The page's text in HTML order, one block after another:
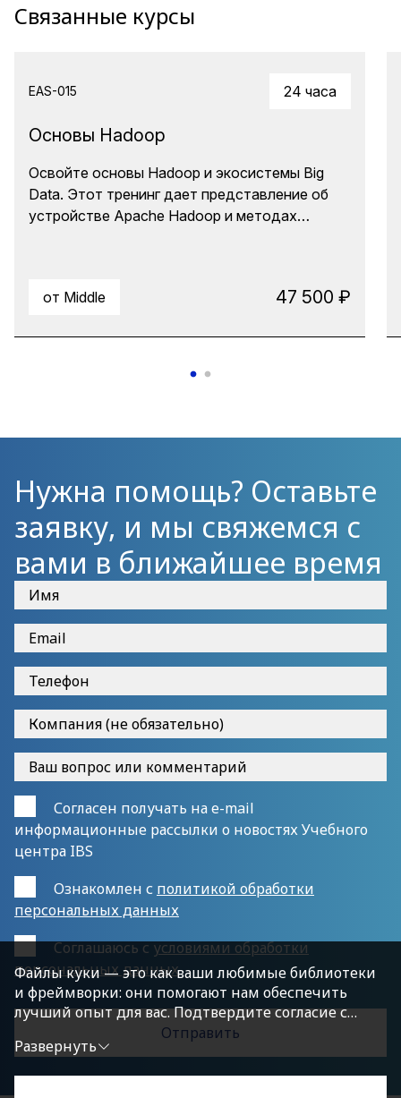
Связанные курсы
EAS-015 24 часа
Основы Hadoop
Освойте основы Hadoop и экосистемы Big
Data. Этот тренинг дает представление об
устройстве Apache Hadoop и методах
для долговременного надежного хранения
выполнением приложений на кластерети
от Middle 47 500 ₽
Нужна помощь? Оставьте
заявку, и мы свяжемся с
вами в ближайшее время
Согласен получать на e-mail
информационные рассылки о новостях Учебного
центра IBS
Ознакомлен с политикой обработки
персональных данных
Cоглашаюсь сусловиями обработки
персональных данных
Файлы куки — это как ваши любимые библиотеки
и фреймворки: они помогают нам обеспечить
лучший опыт для вас. Подтвердите согласие с
политикой конфиденциальности, нажав
«Принимаю условия», чтобы продолжить.
Развернуть